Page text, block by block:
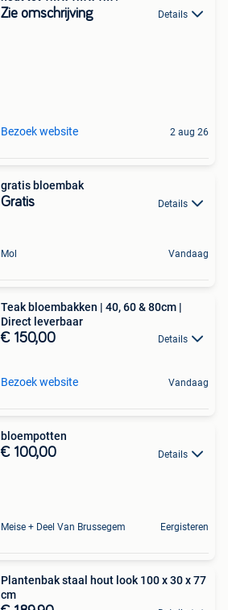
Zie omschrijving Details
Bezoek website 2 aug 26
gratis bloembak
Gratis Details
Mol Vandaag
Teak bloembakken | 40, 60 & 80cm |
Direct leverbaar
€ 150,00 Details
Bezoek website Vandaag
bloempotten
€ 100,00 Details
Meise + Deel Van Brussegem Eergisteren
Plantenbak staal hout look 100 x 30 x 77
cm